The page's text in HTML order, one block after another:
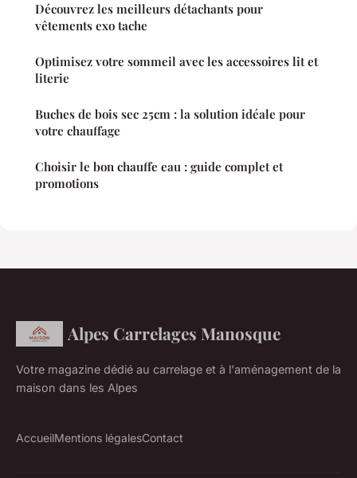
Découvrez les meilleurs détachants pour
vêtements exo tache
Optimisez votre sommeil avec les accessoires lit et
literie
Buches de bois sec 25cm : la solution idéale pour
votre chauffage
Choisir le bon chauffe eau : guide complet et
promotions
Alpes Carrelages Manosque
Votre magazine dédié au carrelage et à l'aménagement de la
maison dans les Alpes
AccueilMentions légalesContact